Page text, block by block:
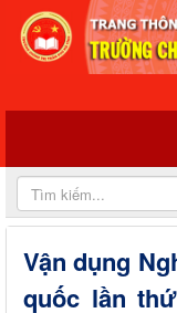
Vận dụng
quốc lần